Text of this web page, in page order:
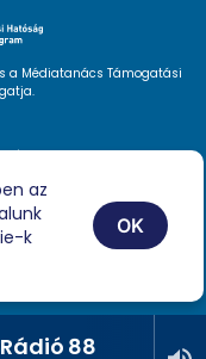
a Médiatanács Támogatási
Rádió 88
az
k
OK